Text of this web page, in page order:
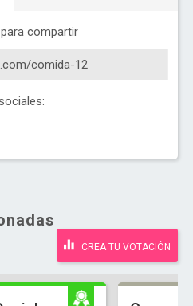
compartir
CREA TU VOTACIÓN